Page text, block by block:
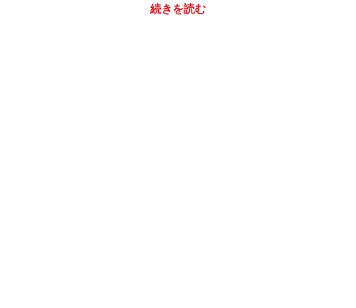
続きを読む